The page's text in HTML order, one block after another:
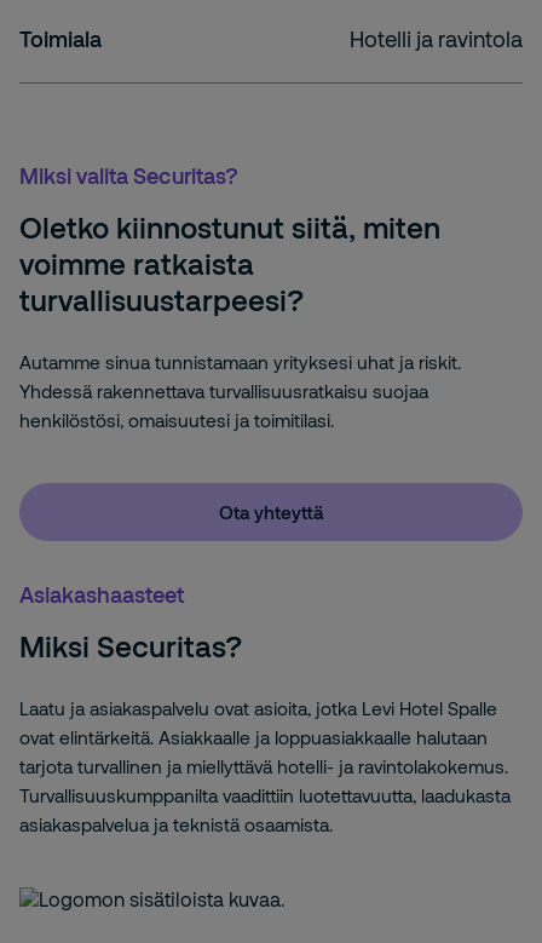
Asiakashaasteet
Miksi Securitas?
Laatu ja asiakaspalvelu ovat asioita, jotka Levi Hotel Spalle
ovat elintärkeitä. Asiakkaalle ja loppuasiakkaalle halutaan
tarjota turvallinen ja miellyttävä hotelli- ja ravintolakokemus.
Turvallisuuskumppanilta vaadittiin luotettavuutta, laadukasta
asiakaspalvelua ja teknistä osaamista.
Toimiala Hotelli ja ravintola
Miksi valita Securitas?
Oletko kiinnostunut siitä, miten
voimme ratkaista
turvallisuustarpeesi?
Autamme sinua tunnistamaan yrityksesi uhat ja riskit.
Yhdessä rakennettava turvallisuusratkaisu suojaa
henkilöstösi, omaisuutesi ja toimitilasi.
Ota yhteyttä